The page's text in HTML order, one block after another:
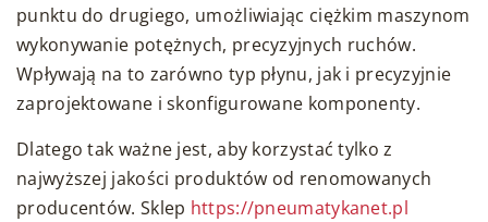
punktu do drugiego, umożliwiając ciężkim maszynom
wykonywanie potężnych, precyzyjnych ruchów.
Wpływają na to zarówno typ płynu, jak i precyzyjnie
zaprojektowane i skonfigurowane komponenty.
Dlatego tak ważne jest, aby korzystać tylko z
najwyższej jakości produktów od renomowanych
producentów. Sklep https://pneumatykanet.pl